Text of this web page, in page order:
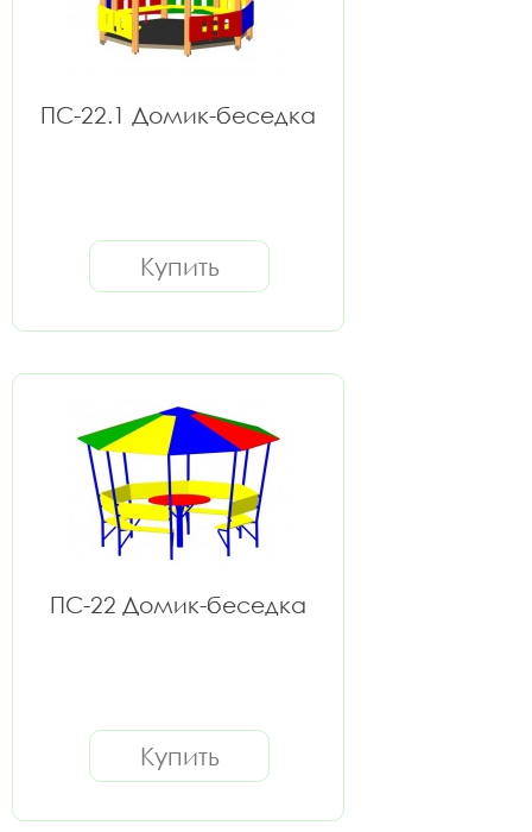
ПС-22.1 Домик-беседка
Купить
ПС-22 Домик-беседка
Купить